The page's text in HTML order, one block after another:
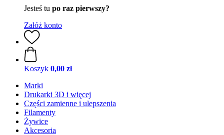
Jesteś tu po raz pierwszy?
Załóż konto
Koszyk 0,00 zł
Marki
Drukarki 3D i więcej
Części zamienne i ulepszenia
Filamenty
Żywice
Akcesoria